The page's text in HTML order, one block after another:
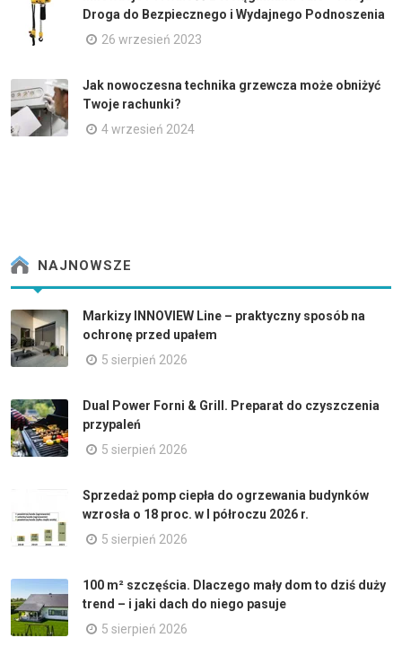
Droga do Bezpiecznego i Wydajnego Podnoszenia
26 wrzesień 2023
Jak nowoczesna technika grzewcza może obniżyć
Twoje rachunki?
4 wrzesień 2024
NAJNOWSZE
Markizy INNOVIEW Line – praktyczny sposób na
ochronę przed upałem
5 sierpień 2026
Dual Power Forni & Grill. Preparat do czyszczenia
przypaleń
5 sierpień 2026
Sprzedaż pomp ciepła do ogrzewania budynków
wzrosła o 18 proc. w I półroczu 2026 r.
5 sierpień 2026
100 m² szczęścia. Dlaczego mały dom to dziś duży
trend – i jaki dach do niego pasuje
5 sierpień 2026